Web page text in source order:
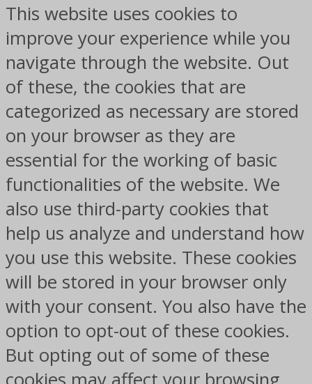
This website uses cookies to
improve your experience while you
navigate through the website. Out
of these, the cookies that are
categorized as necessary are stored
on your browser as they are
essential for the working of basic
functionalities of the website. We
also use third-party cookies that
help us analyze and understand how
you use this website. These cookies
will be stored in your browser only
with your consent. You also have the
option to opt-out of these cookies.
But opting out of some of these